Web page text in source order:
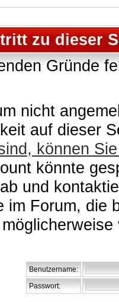
zu dieser
Gründe
nicht
auf dieser
können
könnte
und
im Forum, die
Benutzername:
Passwort: